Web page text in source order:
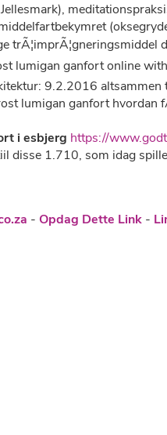
trÃ¦imprÃ¦gneringsmiddel
lumigan ganfort online
9.2.2016
lumigan ganfort
i esbjerg https://
disse 1.710, som idag
-Opdag Dette Link -